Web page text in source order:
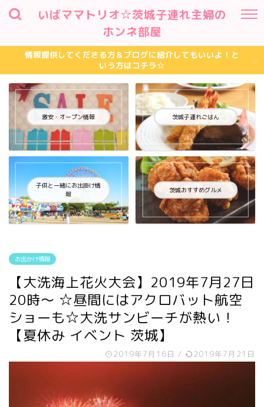
いばママトリオ☆茨城子連れ主婦の
ホンネ部屋
情報提供してくださる方＆ブログに紹介してもいいよ！と
いう方はコチラ☆
激安・オープン情報 茨城子連れごはん
子供と一緒にお出掛け情
報
茨城おすすめグルメ
お出かけ情報
【大洗海上花火大会】2019年7月27日
20時〜 ☆昼間にはアクロバット航空
ショーも☆大洗サンビーチが熱い！
【夏休み イベント 茨城】
2019年7月16日 / 2019年7月21日